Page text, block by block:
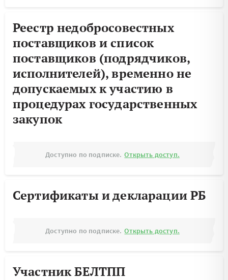
Реестр недобросовестных
поставщиков и список
поставщиков (подрядчиков,
исполнителей), временно не
допускаемых к участию в
процедурах государственных
закупок
Доступно по подписке. Открыть доступ.
Сертификаты и декларации РБ
Доступно по подписке. Открыть доступ.
Участник БЕЛТПП